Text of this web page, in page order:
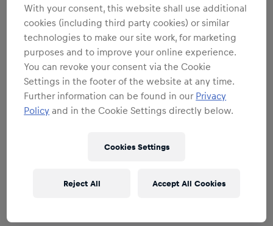
With your consent, this website shall use additional
cookies (including third party cookies) or similar
technologies to make our site work, for marketing
purposes and to improve your online experience.
You can revoke your consent via the Cookie
Settings in the footer of the website at any time.
Further information can be found in our Privacy
Policy and in the Cookie Settings directly below.
Cookies Settings
Reject All Accept All Cookies